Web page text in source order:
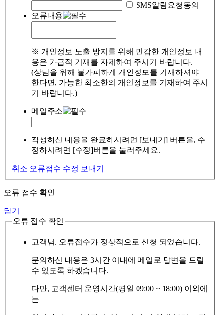
SMS알림요청동의
오류내용
※ 개인정보 노출 방지를 위해 민감한 개인정보 내
용은 가급적 기재를 자제하여 주시기 바랍니다.
(상담을 위해 불가피하게 개인정보를 기재하셔야
한다면, 가능한 최소한의 개인정보를 기재하여 주시
기 바랍니다.)
메일주소
작성하신 내용을 완료하시려면 [보내기] 버튼을, 수
정하시려면 [수정]버튼을 눌러주세요.
취소 오류접수 수정 보내기
오류 접수 확인
닫기
오류 접수 확인
고객님, 오류접수가 정상적으로 신청 되었습니다.
문의하신 내용은 3시간 이내에 메일로 답변을 드릴
수 있도록 하겠습니다.
다만, 고객센터 운영시간(평일 09:00 ~ 18:00) 이외에
는